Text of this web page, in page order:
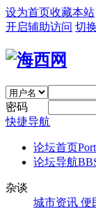
设为首页收藏本站
开启辅助访问 切
密码
快捷导航
论坛首页
论坛导航
杂谈
城市资讯 便